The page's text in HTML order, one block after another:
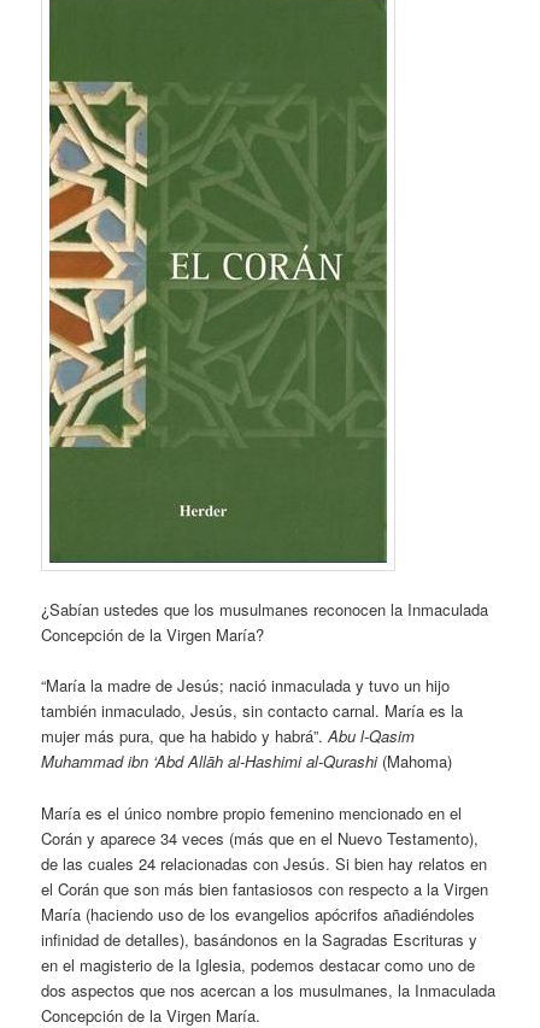
¿Sabían ustedes que los musulmanes reconocen la Inmaculada
Concepción de la Virgen María?
“María la madre de Jesús; nació inmaculada y tuvo un hijo
también inmaculado, Jesús, sin contacto carnal. María es la
mujer más pura, que ha habido y habrá”.Abu l-Qasim
Muhammad ibn ‘Abd Allāh al-Hashimi al-Qurashi(Mahoma)
María es el único nombre propio femenino mencionado en el
Corán y aparece 34 veces (más que en el Nuevo Testamento),
de las cuales 24 relacionadas con Jesús. Si bien hay relatos en
el Corán que son más bien fantasiosos con respecto a la Virgen
María (haciendo uso de los evangelios apócrifos añadiéndoles
infinidad de detalles), basándonos en la Sagradas Escrituras y
en el magisterio de la Iglesia, podemos destacar como uno de
dos aspectos que nos acercan a los musulmanes, la Inmaculada
Concepción de la Virgen María.